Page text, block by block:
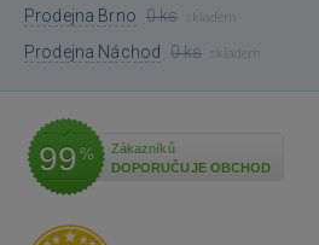
Prodejna Brno 0 ks skladem
Prodejna Náchod 0 ks skladem
99 %
Zákazníků
DOPORUČUJE OBCHOD